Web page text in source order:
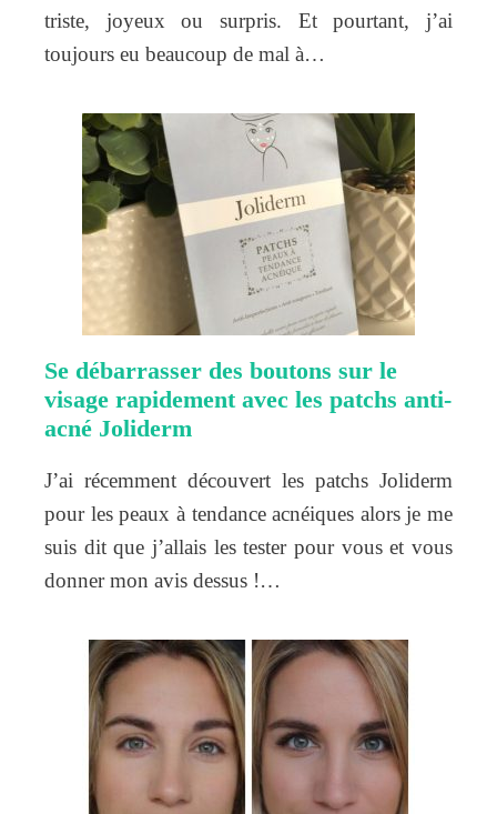
triste, joyeux ou surpris. Et pourtant, j’ai
toujours eu beaucoup de mal à…
Se débarrasser des boutons sur le
visage rapidement avec les patchs anti-
acné Joliderm
J’ai récemment découvert les patchs Joliderm
pour les peaux à tendance acnéiques alors je me
suis dit que j’allais les tester pour vous et vous
donner mon avis dessus !…